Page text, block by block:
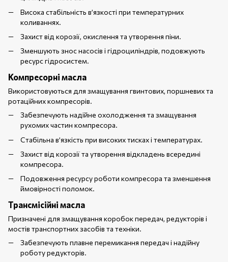
Висока стабільність в’язкості при температурних
коливаннях.
Захист від корозії, окислення та утворення піни.
Зменшують знос насосів і гідроциліндрів, подовжують
ресурс гідросистем.
Компресорні масла
Використовуються для змащування гвинтових, поршневих та
ротаційних компресорів.
Забезпечують надійне охолодження та змащування
рухомих частин компресора.
Стабільна в’язкість при високих тисках і температурах.
Захист від корозії та утворення відкладень всередині
компресора.
Подовження ресурсу роботи компресора та зменшення
ймовірності поломок.
Трансмісійні масла
Призначені для змащування коробок передач, редукторів і
мостів транспортних засобів та техніки.
Забезпечують плавне перемикання передач і надійну
роботу редукторів.